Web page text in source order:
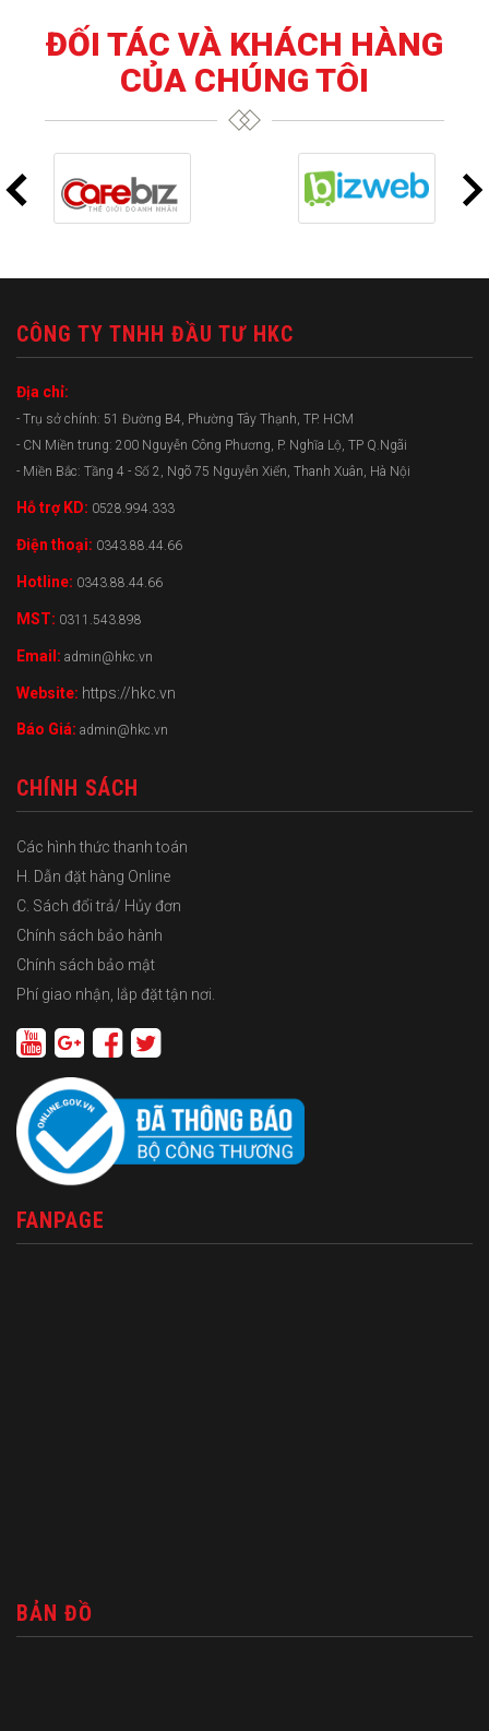
ĐỐI TÁC VÀ KHÁCH HÀNG
CỦA CHÚNG TÔI
CÔNG TY TNHH ĐẦU TƯ HKC
Địa chỉ:
- Trụ sở chính: 51 Đường B4, Phường Tây Thạnh, TP. HCM
- CN Miền trung: 200 Nguyễn Công Phương, P. Nghĩa Lộ, TP Q.Ngãi
- Miền Bắc: Tầng 4 - Số 2, Ngõ 75 Nguyễn Xiển, Thanh Xuân, Hà Nội
Hỗ trợ KD: 0528.994.333
Điện thoại: 0343.88.44.66
Hotline: 0343.88.44.66
MST: 0311.543.898
Email: admin@hkc.vn
Website: https://hkc.vn
Báo Giá: admin@hkc.vn
CHÍNH SÁCH
Các hình thức thanh toán
H. Dẫn đặt hàng Online
C. Sách đổi trả/ Hủy đơn
Chính sách bảo hành
Chính sách bảo mật
Phí giao nhận, lắp đặt tận nơi.
FANPAGE
BẢN ĐỒ